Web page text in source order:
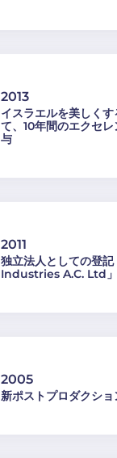
2013
イスラエルを美しく
て、10年間のエクセ
与
2011
独立法人としての登
Industries A.C. Ltd
2005
新ポストプロダクシ